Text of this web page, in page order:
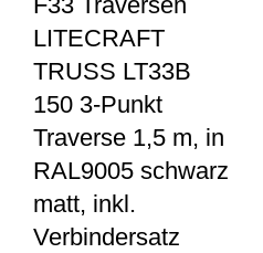
LITECRAFT
TRUSS LT33B
150 3-Punkt
Traverse 1,5 m, in
RAL9005 schwarz
matt, inkl.
Verbindersatz